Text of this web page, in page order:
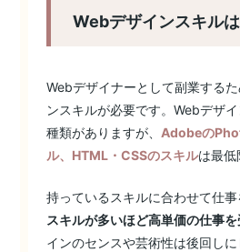
Webデザインスキル
Webデザイナーとして副業する
ンスキルが必要です。Webデザ
種類がありますが、 Adobeの
ル、HTML・CSSのスキルは最低
持っているスキルに合わせて仕事
スキルが多いほど高単価の仕事
インのセンスや芸術性は後回し